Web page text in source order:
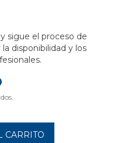
sigue el proceso de
disponibilidad y los
CARRITO